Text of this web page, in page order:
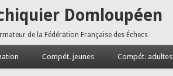
Domloupéen
de la Fédération Française des Échecs
Compét. jeunes Compét. adultes